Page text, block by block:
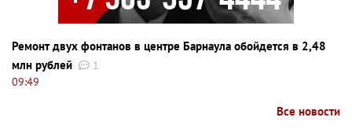
Ремонт двух фонтанов в центре Барнаула обойдется в 2,48
млн рублей
1
09:49
Все новости